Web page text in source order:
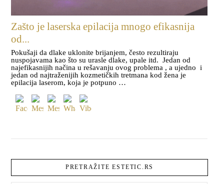
Zašto je laserska epilacija mnogo efikasnija
od...
Pokušaji da dlake uklonite brijanjem, često rezultiraju
nuspojavama kao što su urasle dlake, upale itd. Jedan od
najefikasnijih načina u rešavanju ovog problema , a ujedno i
jedan od najtraženijih kozmetičkih tretmana kod žena je
epilacija laserom, koja je potpuno …
PRETRAŽITE ESTETIC.RS